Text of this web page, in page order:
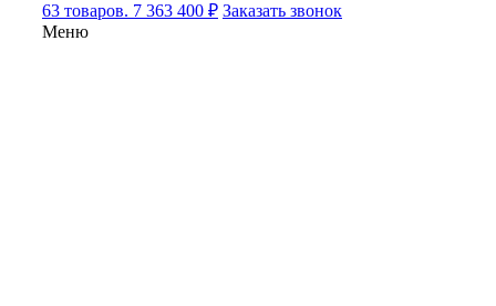
63 товаров. 7 363 400 ₽ Заказать звонок
Меню